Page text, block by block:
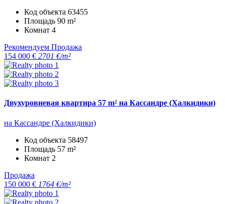
Код объекта 63455
Площадь 90 m²
Комнат 4
Рекомендуем Продажа
154 000 € 2701 €/m²
Двухуровневая квартира 57 m² на Кассандре (Халкидики)
на Кассандре (Халкидики)
Код объекта 58497
Площадь 57 m²
Комнат 2
Продажа
150 000 € 1764 €/m²